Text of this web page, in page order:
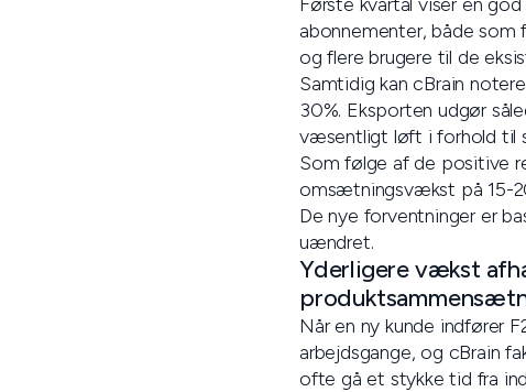
abonnementer, både
og flere brugere til de
Samtidig kan cBrain
30%. Eksporten udgør
væsentligt løft i forhold til
Som følge af de positive
omsætningsvækst på 15-
De nye forventninger er
uændret.
Yderligere vækst
Når en ny kunde indfører
arbejdsgange, og cBrain
ofte gå et stykke tid fra